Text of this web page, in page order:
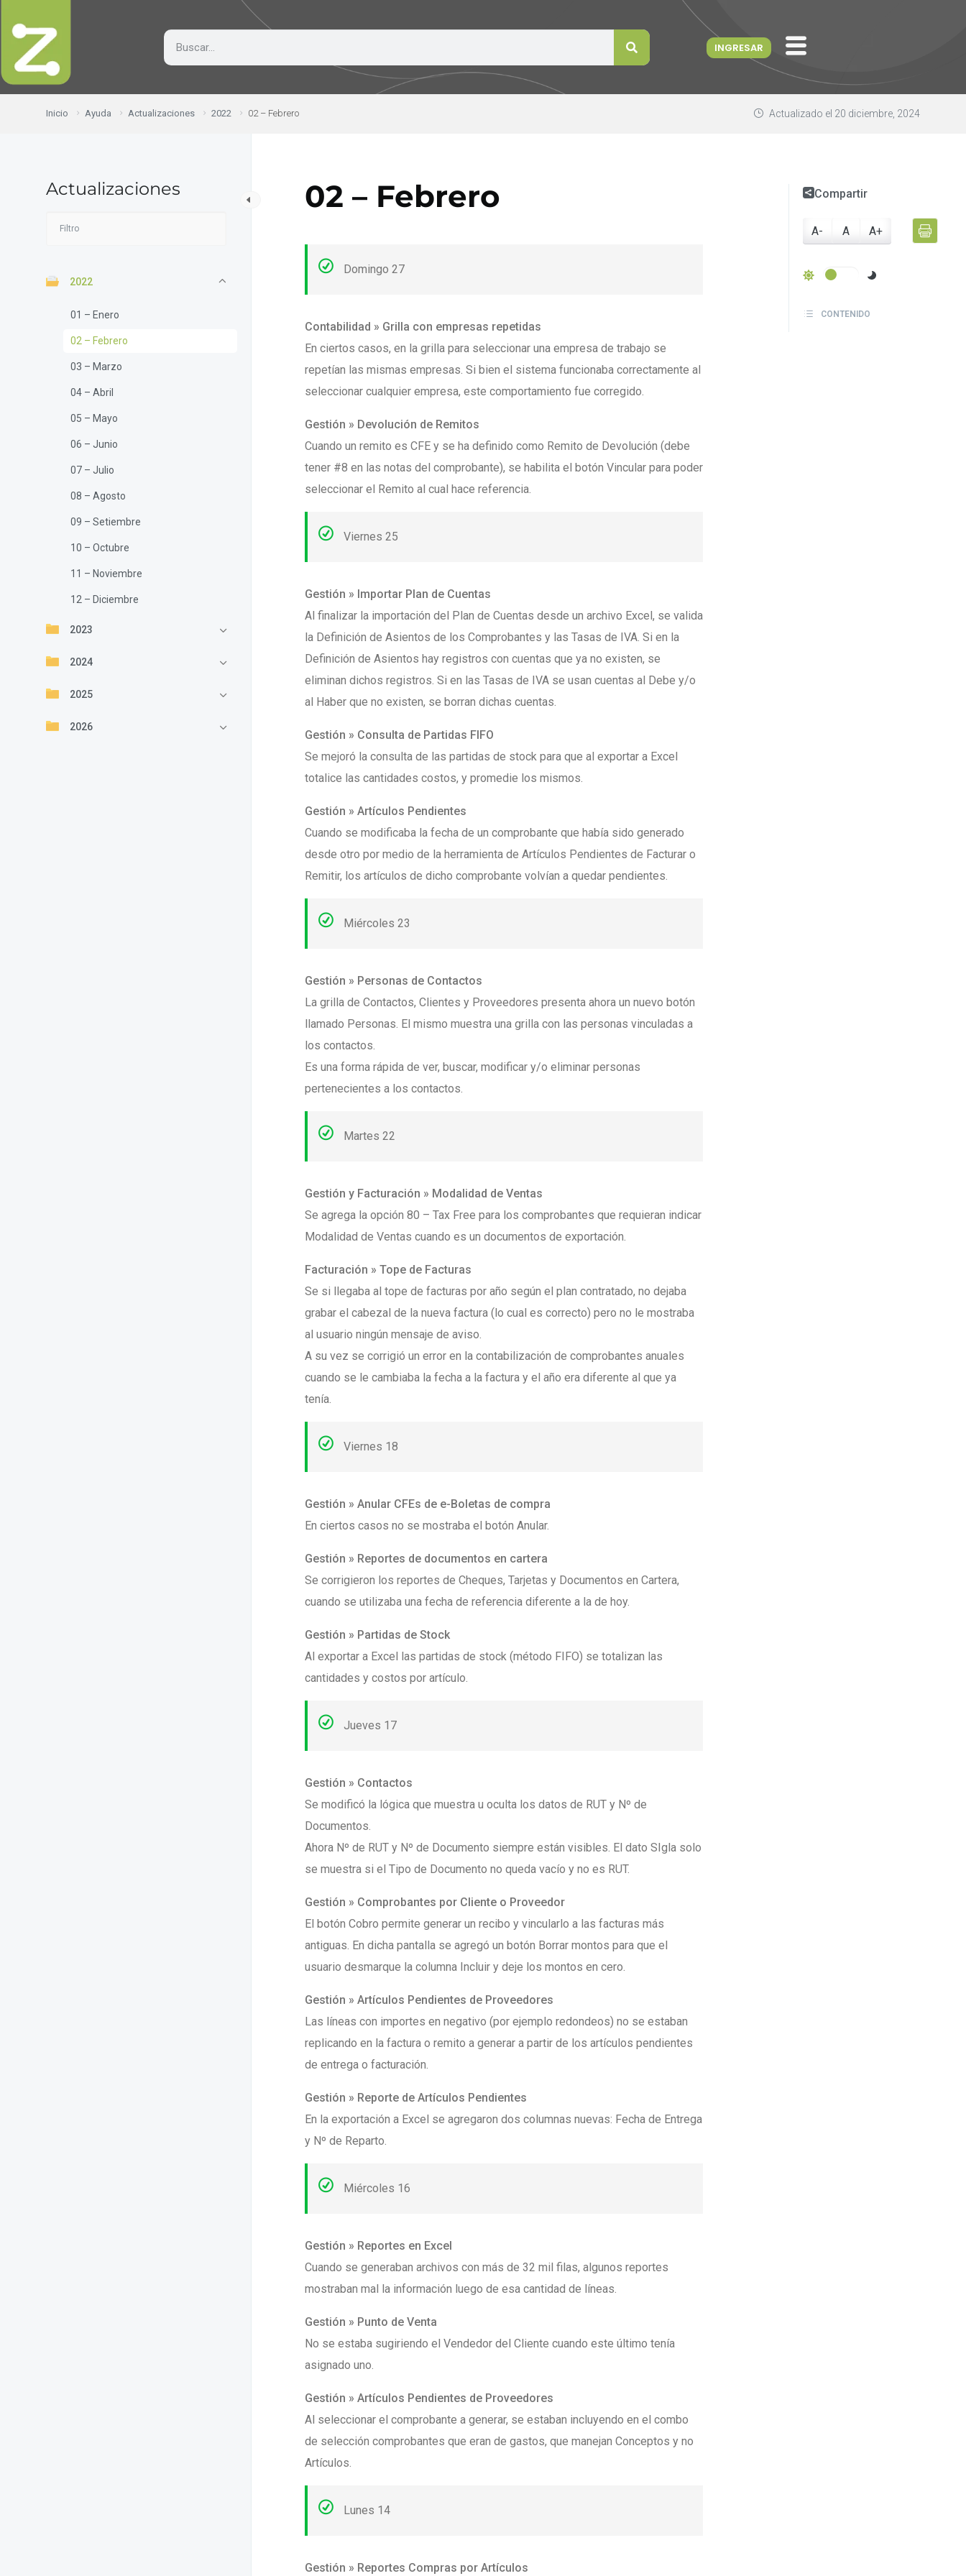
INGRESAR
Inicio Ayuda Actualizaciones 2022 02 – Febrero Actualizado el 20 diciembre, 2024
Actualizaciones
2022
01 – Enero
02 – Febrero
03 – Marzo
04 – Abril
05 – Mayo
06 – Junio
07 – Julio
08 – Agosto
09 – Setiembre
10 – Octubre
11 – Noviembre
12 – Diciembre
2023
2024
2025
2026
02 – Febrero
Domingo 27
Contabilidad » Grilla con empresas repetidas
En ciertos casos, en la grilla para seleccionar una empresa de trabajo se
repetían las mismas empresas. Si bien el sistema funcionaba correctamente al
seleccionar cualquier empresa, este comportamiento fue corregido.
Gestión » Devolución de Remitos
Cuando un remito es CFE y se ha definido como Remito de Devolución (debe
tener #8 en las notas del comprobante), se habilita el botón Vincular para poder
seleccionar el Remito al cual hace referencia.
Viernes 25
Gestión » Importar Plan de Cuentas
Al finalizar la importación del Plan de Cuentas desde un archivo Excel, se valida
la Definición de Asientos de los Comprobantes y las Tasas de IVA. Si en la
Definición de Asientos hay registros con cuentas que ya no existen, se
eliminan dichos registros. Si en las Tasas de IVA se usan cuentas al Debe y/o
al Haber que no existen, se borran dichas cuentas.
Gestión » Consulta de Partidas FIFO
Se mejoró la consulta de las partidas de stock para que al exportar a Excel
totalice las cantidades costos, y promedie los mismos.
Gestión » Artículos Pendientes
Cuando se modificaba la fecha de un comprobante que había sido generado
desde otro por medio de la herramienta de Artículos Pendientes de Facturar o
Remitir, los artículos de dicho comprobante volvían a quedar pendientes.
Miércoles 23
Gestión » Personas de Contactos
La grilla de Contactos, Clientes y Proveedores presenta ahora un nuevo botón
llamado Personas. El mismo muestra una grilla con las personas vinculadas a
los contactos.
Es una forma rápida de ver, buscar, modificar y/o eliminar personas
pertenecientes a los contactos.
Martes 22
Gestión y Facturación » Modalidad de Ventas
Se agrega la opción 80 – Tax Free para los comprobantes que requieran indicar
Modalidad de Ventas cuando es un documentos de exportación.
Facturación » Tope de Facturas
Se si llegaba al tope de facturas por año según el plan contratado, no dejaba
grabar el cabezal de la nueva factura (lo cual es correcto) pero no le mostraba
al usuario ningún mensaje de aviso.
A su vez se corrigió un error en la contabilización de comprobantes anuales
cuando se le cambiaba la fecha a la factura y el año era diferente al que ya
tenía.
Viernes 18
Gestión » Anular CFEs de e-Boletas de compra
En ciertos casos no se mostraba el botón Anular.
Gestión » Reportes de documentos en cartera
Se corrigieron los reportes de Cheques, Tarjetas y Documentos en Cartera,
cuando se utilizaba una fecha de referencia diferente a la de hoy.
Gestión » Partidas de Stock
Al exportar a Excel las partidas de stock (método FIFO) se totalizan las
cantidades y costos por artículo.
Jueves 17
Gestión » Contactos
Se modificó la lógica que muestra u oculta los datos de RUT y Nº de
Documentos.
Ahora Nº de RUT y Nº de Documento siempre están visibles. El dato SIgla solo
se muestra si el Tipo de Documento no queda vacío y no es RUT.
Gestión » Comprobantes por Cliente o Proveedor
El botón Cobro permite generar un recibo y vincularlo a las facturas más
antiguas. En dicha pantalla se agregó un botón Borrar montos para que el
usuario desmarque la columna Incluir y deje los montos en cero.
Gestión » Artículos Pendientes de Proveedores
Las líneas con importes en negativo (por ejemplo redondeos) no se estaban
replicando en la factura o remito a generar a partir de los artículos pendientes
de entrega o facturación.
Gestión » Reporte de Artículos Pendientes
En la exportación a Excel se agregaron dos columnas nuevas: Fecha de Entrega
y Nº de Reparto.
Miércoles 16
Gestión » Reportes en Excel
Cuando se generaban archivos con más de 32 mil filas, algunos reportes
mostraban mal la información luego de esa cantidad de líneas.
Gestión » Punto de Venta
No se estaba sugiriendo el Vendedor del Cliente cuando este último tenía
asignado uno.
Gestión » Artículos Pendientes de Proveedores
Al seleccionar el comprobante a generar, se estaban incluyendo en el combo
de selección comprobantes que eran de gastos, que manejan Conceptos y no
Artículos.
Lunes 14
Gestión » Reportes Compras por Artículos
Compartir
A- A A+
CONTENIDO